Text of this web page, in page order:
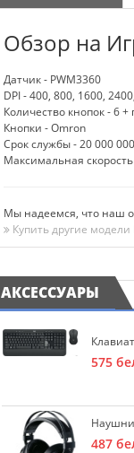
Обзор на
Датчик - PWM3360
DPI - 400, 800, 1600,
Количество кнопок - 6 +
Кнопки - Omron
Срок службы - 20 000
Максимальная
Мы надеемся, что наш
Купить другие
АКСЕССУАРЫ
575
487